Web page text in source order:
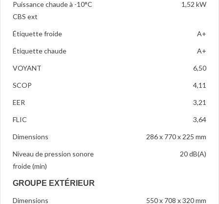
Puissance chaude à -10°C
CBS ext
1,52 kW
Étiquette froide A+
Étiquette chaude A+
VOYANT 6,50
SCOP 4,11
EER 3,21
FLIC 3,64
Dimensions 286 x 770 x 225 mm
Niveau de pression sonore
froide (min)
20 dB(A)
GROUPE EXTÉRIEUR
Dimensions 550 x 708 x 320 mm